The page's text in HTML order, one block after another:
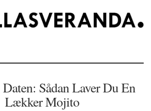
Sådan Laver Du En
Lækker Mojito